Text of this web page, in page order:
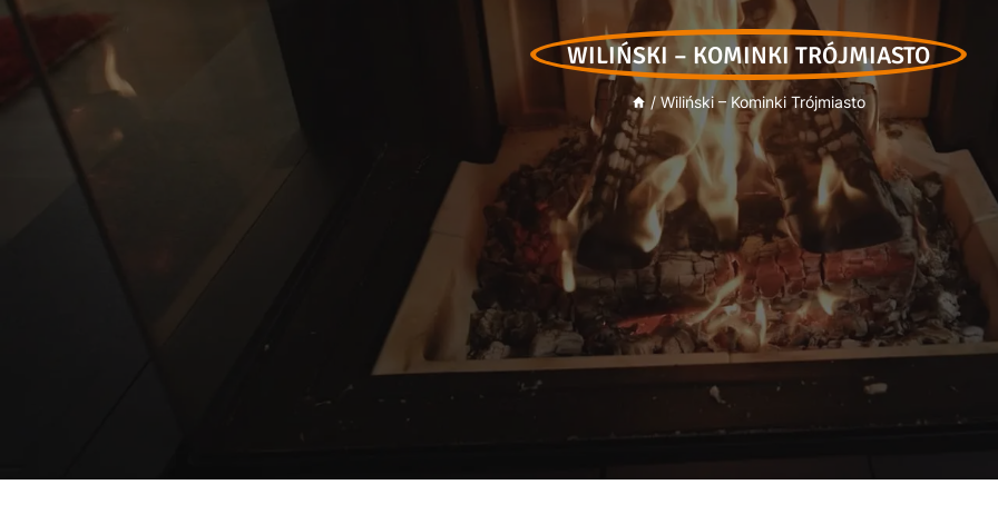
WILIŃSKI – KOMINKI TRÓJMIASTO
/ Wiliński – Kominki Trójmiasto